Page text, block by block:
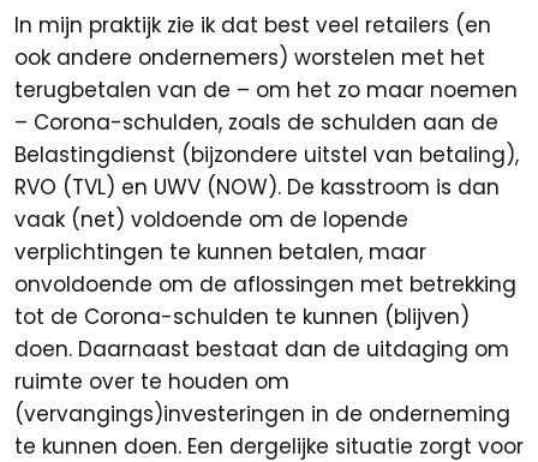
In mijn praktijk zie ik dat best veel retailers (en
ook andere ondernemers) worstelen met het
terugbetalen van de – om het zo maar noemen
– Corona-schulden, zoals de schulden aan de
Belastingdienst (bijzondere uitstel van betaling),
RVO (TVL) en UWV (NOW). De kasstroom is dan
vaak (net) voldoende om de lopende
verplichtingen te kunnen betalen, maar
onvoldoende om de aflossingen met betrekking
tot de Corona-schulden te kunnen (blijven)
doen. Daarnaast bestaat dan de uitdaging om
ruimte over te houden om
(vervangings)investeringen in de onderneming
te kunnen doen. Een dergelijke situatie zorgt voor